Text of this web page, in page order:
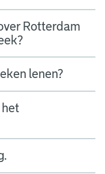
Rotterdam
lenen?